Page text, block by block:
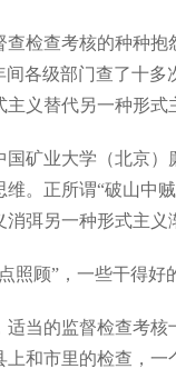
查考核的种种抱
各级部门查了十
义替代另一种形
业大学（北京）
。正所谓“破山中
弭另一种形式主义
顾”，一些干得好
当的监督检查考核
和市里的检查，